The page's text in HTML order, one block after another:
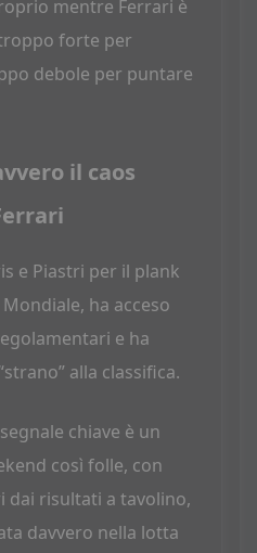
mentre Ferrari è
forte per
debole per puntare
il caos
e Piastri per il plank
ha acceso
e ha
alla classifica.
chiave è un
così folle, con
dai risultati a tavolino,
davvero nella lotta